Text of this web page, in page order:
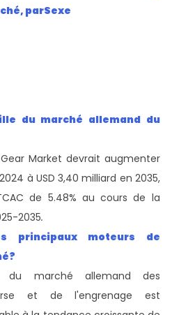
parSexe
du marché allemand du
Market devrait augmenter
à USD 3,40 milliard en 2035,
de 5.48% au cours de la
2035.
principaux moteurs de
du marché allemand des
et de l'engrenage est